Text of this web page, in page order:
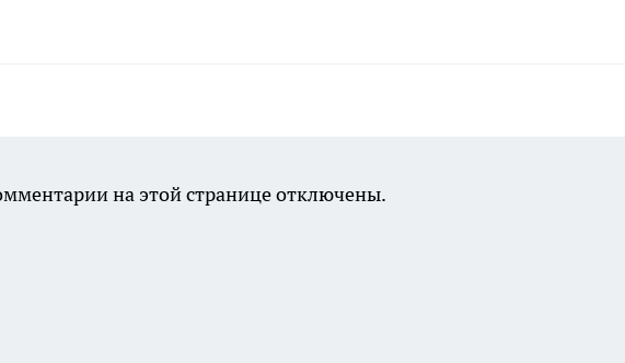
на этой странице отключены.